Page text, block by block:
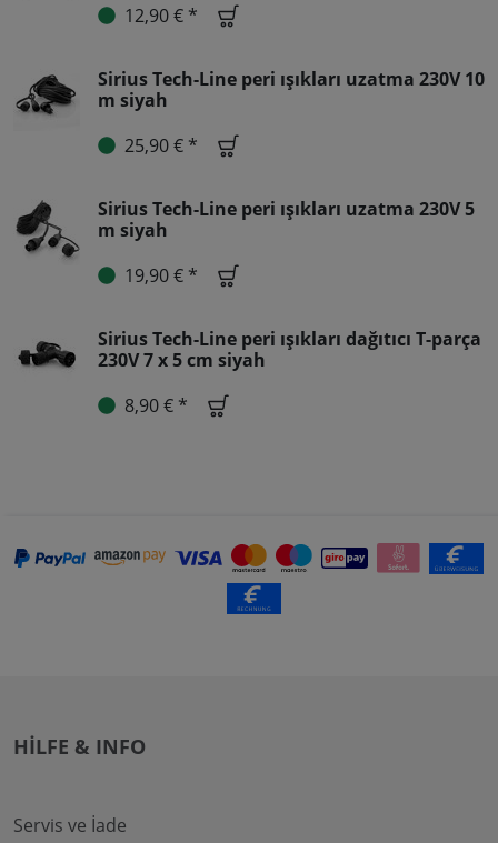
12,90 € *
Sirius Tech-Line peri ışıkları uzatma 230V 10
m siyah
25,90 € *
Sirius Tech-Line peri ışıkları uzatma 230V 5
m siyah
19,90 € *
Sirius Tech-Line peri ışıkları dağıtıcı T-parça
230V 7 x 5 cm siyah
8,90 € *
HILFE & INFO
Servis ve İade